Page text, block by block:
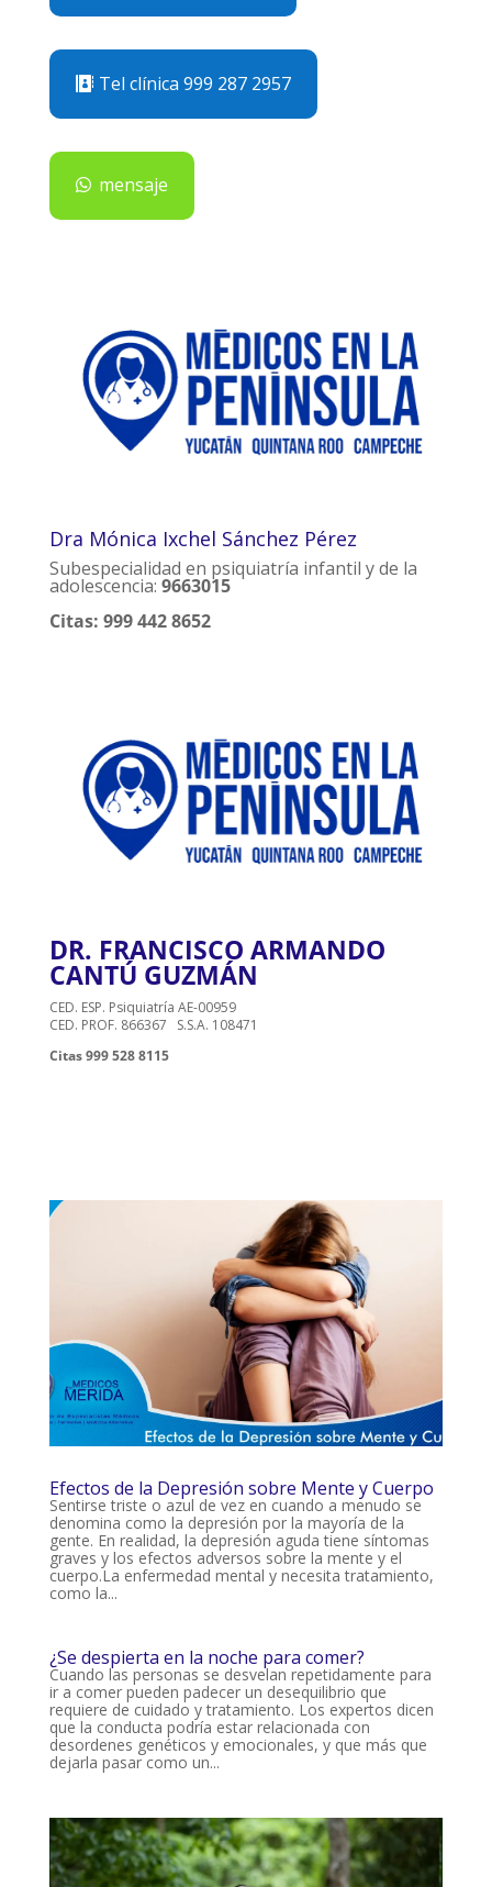
Tel clínica 999 287 2957
mensaje
Dra Mónica Ixchel Sánchez Pérez
Subespecialidad en psiquiatría infantil y de la
adolescencia: 9663015
Citas: 999 442 8652
DR. FRANCISCO ARMANDO
CANTÚ GUZMÁN
CED. ESP. Psiquiatría AE-00959
CED. PROF. 866367 S.S.A. 108471
Citas 999 528 8115
Efectos de la Depresión sobre Mente y Cuerpo
Sentirse triste o azul de vez en cuando a menudo se
denomina como la depresión por la mayoría de la
gente. En realidad, la depresión aguda tiene síntomas
graves y los efectos adversos sobre la mente y el
cuerpo.La enfermedad mental y necesita tratamiento,
como la...
¿Se despierta en la noche para comer?
Cuando las personas se desvelan repetidamente para
ir a comer pueden padecer un desequilibrio que
requiere de cuidado y tratamiento. Los expertos dicen
que la conducta podría estar relacionada con
desordenes genéticos y emocionales, y que más que
dejarla pasar como un...